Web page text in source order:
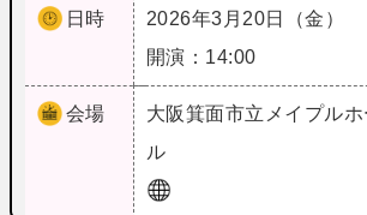
日時
2026年3月20日（金）
開演：14:00
会場 大阪箕面市立メイプル
ル